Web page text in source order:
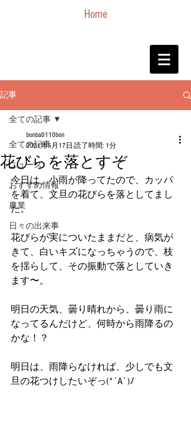
Home
記事
全ての記事
ニュース
おすすめ情報
農業
日々の出来事
全ての記事
花びらを落とすぞ
bonba0110bon
2021年5月17日 読了時間: 1分
今日は、小雨が降ってたので、カッパ
を着て、文旦の花びらを落としてまし
た。
花びらが実についたままだと、病気が
きて、白いキズになっちゃうので、枝
を揺らして、その振動で落としていき
ます〜。
明日の天気、曇り晴れから、曇り雨に
なってるんだけど、何時から雨降るの
かな！？
明日は、雨降らなければ、少しでも文
旦の花つけしたいぞっ(*´A`)ﾉ